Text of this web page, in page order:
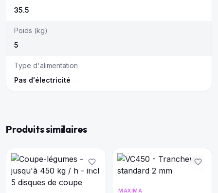
35.5
Poids (kg)
5
Type d'alimentation
Pas d'électricité
Produits similaires
MAXIMA